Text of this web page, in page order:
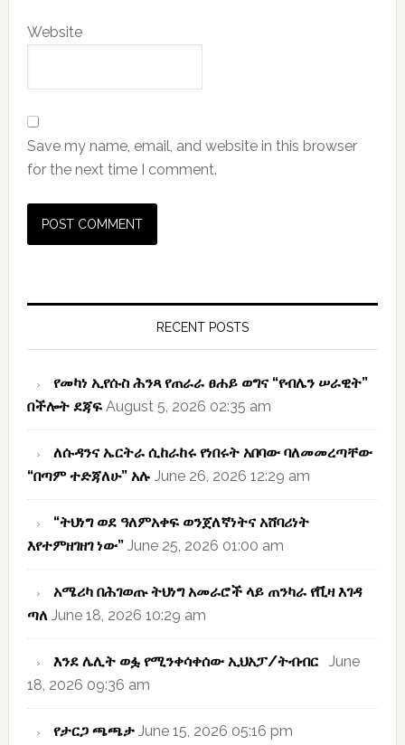
Website
Save my name, email, and website in this browser
for the next time I comment.
RECENT POSTS
የመካነ ኢየሱስ ሕንጻ የጠራራ ፀሐይ ወግና “የብሌን ሠራዊት”
በችሎት ደጃፍ August 5, 2026 02:35 am
ለሱዳንና ኤርትራ ሲከራከሩ የነበሩት አበባው ባለመመረጣቸው
“በጣም ተድጃለሁ” አሉ June 26, 2026 12:29 am
“ትህነግ ወደ ዓለምአቀፍ ወንጀለኛነትና አሸባሪነት
እየተምዘገዘገ ነው” June 25, 2026 01:00 am
አሜሪካ በሕገወጡ ትህነግ አመራሮች ላይ ጠንካራ የቪዛ እገዳ
ጣለ June 18, 2026 10:29 am
እንደ ሌሊት ወፏ የሚንቀሳቀሰው ኢህአፓ/ትብብር June
18, 2026 09:36 am
የታርጋ ጫጫታ June 15, 2026 05:16 pm